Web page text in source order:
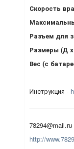
Скорость
Разъем для
Размеры (Д
Вес (с
Инструкция -
http://